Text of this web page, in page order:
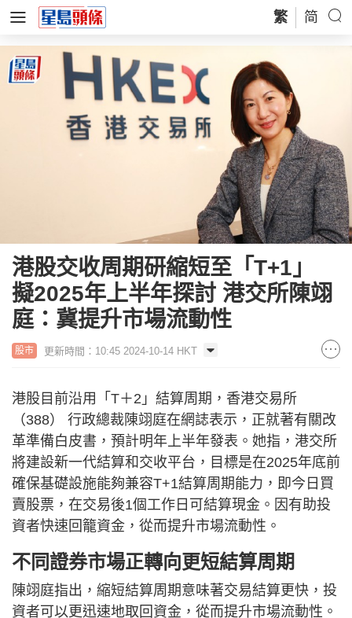
繁 简
港股交收周期研縮短至「T+1」
擬2025年上半年探討 港交所陳翊
庭：冀提升市場流動性
股市 更新時間：10:45 2024-10-14 HKT
港股目前沿用「T＋2」結算周期，香港交易所
（388） 行政總裁陳翊庭在網誌表示，正就著有關改
革準備白皮書，預計明年上半年發表。她指，港交所
將建設新一代結算和交收平台，目標是在2025年底前
確保基礎設施能夠兼容T+1結算周期能力，即今日買
賣股票，在交易後1個工作日可結算現金。因有助投
資者快速回籠資金，從而提升市場流動性。
不同證券市場正轉向更短結算周期
陳翊庭指出，縮短結算周期意味著交易結算更快，投
資者可以更迅速地取回資金，從而提升市場流動性。